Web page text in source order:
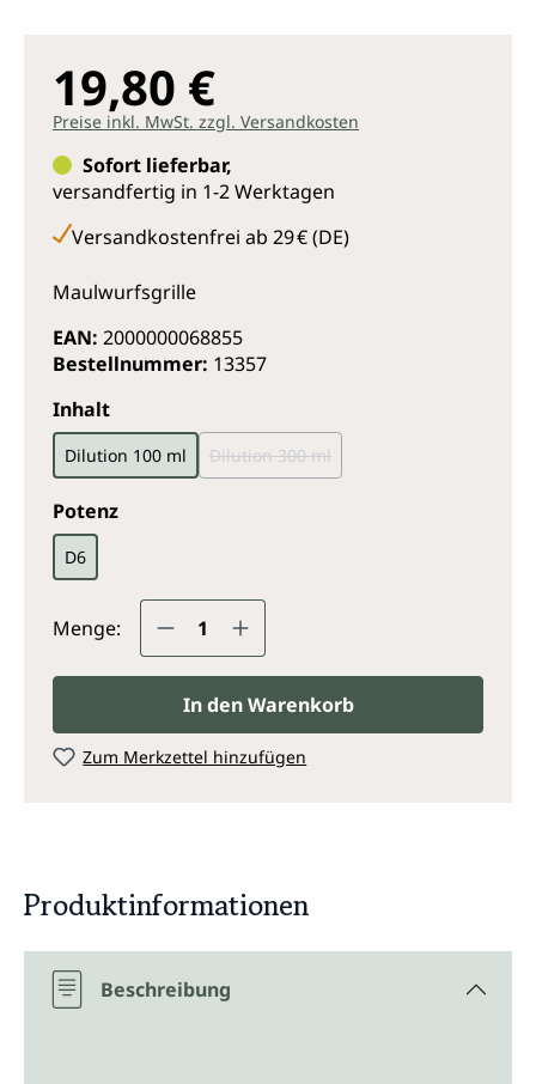
19,80 €
Preise inkl. MwSt. zzgl. Versandkosten
Sofort lieferbar,
versandfertig in 1-2 Werktagen
Versandkostenfrei ab 29 € (DE)
Maulwurfsgrille
EAN: 2000000068855
Bestellnummer: 13357
Inhaltauswählen
Dilution 100 ml Dilution 300 ml(Diese Option ist zurzeit nicht
Potenzauswählen
D6
Menge: Produkt Anzahl: Gib den
In den Warenkorb
Zum Merkzettel hinzufügen
Produktinformationen
Beschreibung